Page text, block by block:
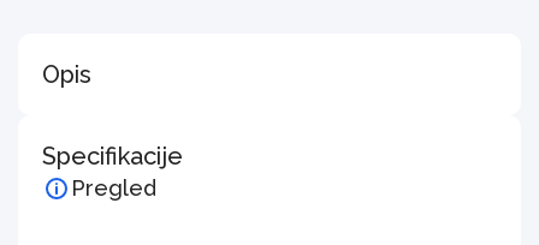
Opis
Specifikacije
Pregled